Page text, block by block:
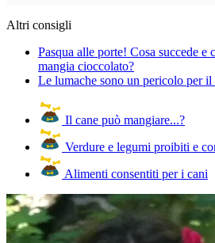
Altri consigli
Pasqua alle porte! Cosa succede e
mangia cioccolato?
Le lumache sono un pericolo per il
Il cane può mangiare...?
Verdure e legumi proibiti e
Alimenti consentiti per i cani